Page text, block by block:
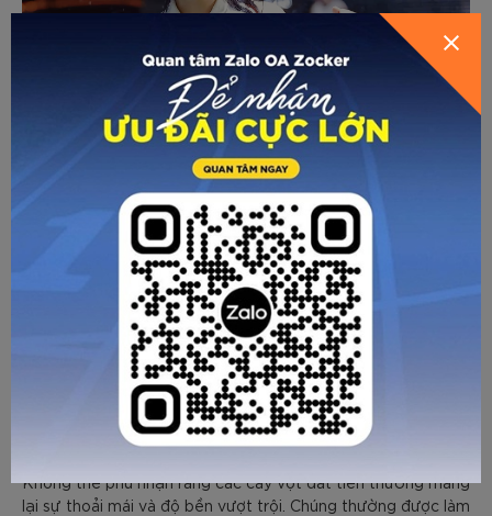
Khi nói đến vợt, sự thoải mái và độ bền là hai yếu tố quan
trọng nhất cần xem xét.
Không thể phủ nhận rằng các cây vợt đắt tiền thường mang
lại sự thoải mái và độ bền vượt trội. Chúng thường được làm